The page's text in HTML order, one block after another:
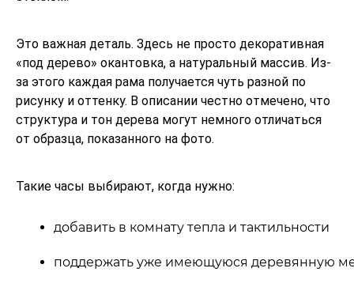
Это важная деталь. Здесь не просто декоративная
«под дерево» окантовка, а натуральный массив. Из-
за этого каждая рама получается чуть разной по
рисунку и оттенку. В описании честно отмечено, что
структура и тон дерева могут немного отличаться
от образца, показанного на фото.
Такие часы выбирают, когда нужно:
добавить в комнату тепла и тактильности
поддержать уже имеющуюся деревянную